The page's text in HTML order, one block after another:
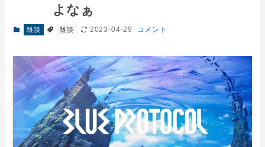
よなぁ
雑談 雑談 2023-04-29 コメント